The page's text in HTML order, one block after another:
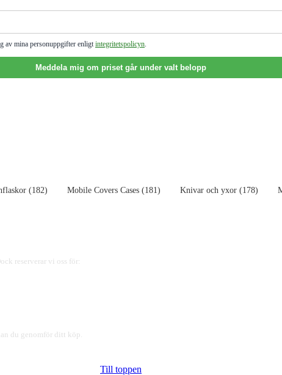
av mina personuppgifter enligt integritetspolicyn
Meddela mig om priset går under valt belopp
(182) Mobile Covers Cases (181) Knivar och yxor (178)
reserverar vi oss för:
du genomför ditt köp.
Till toppen